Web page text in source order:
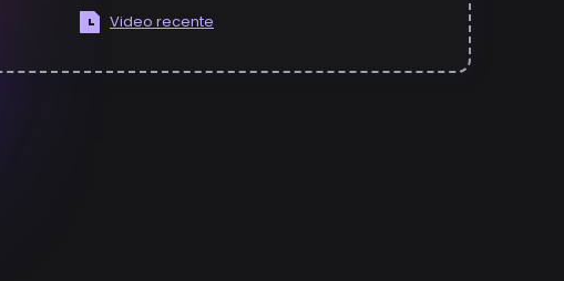
Video recente